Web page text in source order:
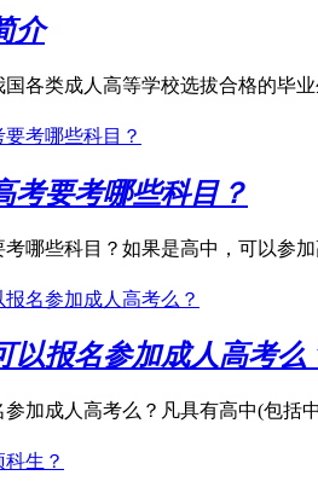
介
国各类成人高等学校选拔合格的毕
考要考哪些科目？
哪些科目？如果是高中，可以参
以报名参加成人高考么
加成人高考么？凡具有高中(包括